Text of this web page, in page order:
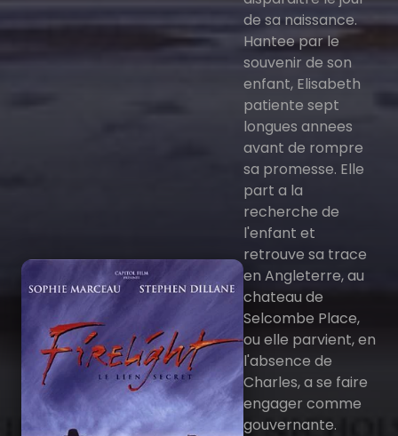
de sa naissance.
Hantee par le
souvenir de son
enfant, Elisabeth
patiente sept
longues annees
avant de rompre
sa promesse. Elle
part a la
recherche de
l'enfant et
retrouve sa trace
en Angleterre, au
chateau de
Selcombe Place,
ou elle parvient, en
l'absence de
Charles, a se faire
engager comme
gouvernante.